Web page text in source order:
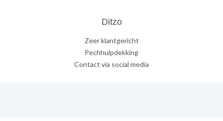
Ditzo
Zeer klantgericht
Pechhulpdekking
Contact via social media